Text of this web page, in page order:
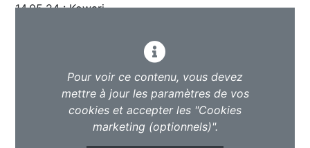
14.05.24 : Kowari
Pour voir ce contenu, vous devez
mettre à jour les paramètres de vos
cookies et accepter les "Cookies
marketing (optionnels)".